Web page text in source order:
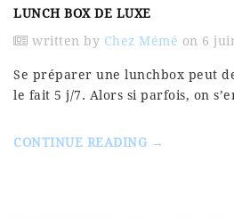
LUNCH BOX DE LUXE
written by Chez Mémé on 6
Se préparer une lunchbox peut
le fait 5 j/7. Alors si parfois, on
CONTINUE READING →